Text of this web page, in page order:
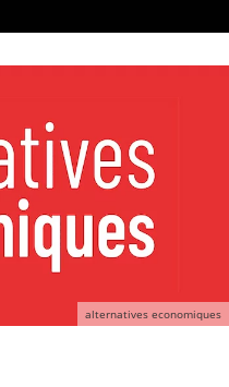
alternatives economiques